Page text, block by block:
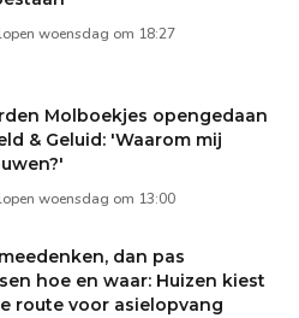
woensdag om 18:27
Molboekjes opengedaan
& Geluid: 'Waarom mij
woensdag om 13:00
dan pas
hoe en waar: Huizen kiest
route voor asielopvang